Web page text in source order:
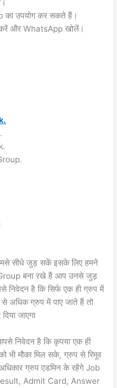
का उपयोग कर सकते हैं।
और WhatsApp खोलें।
सीधे जुड़ सकें इसके लिए हमने
बना रखे हैं आप उनसे जुड़
है कि सिर्फ एक ही ग्रुप में
ग्रुप में पाए जाते हैं तो
जाएगा
निवेदन है कि कृपया एक ही
भी मौका मिल सके, ग्रुप से रिमूव
ग्रुप एडमिन के रहेंगे Job
Admit Card, Answer